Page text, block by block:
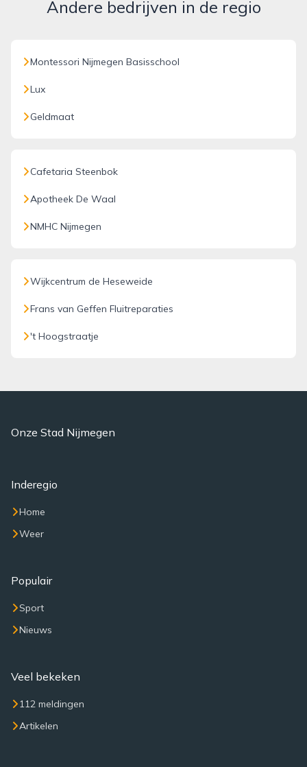
Andere bedrijven in de regio
Montessori Nijmegen Basisschool
Lux
Geldmaat
Cafetaria Steenbok
Apotheek De Waal
NMHC Nijmegen
Wijkcentrum de Heseweide
Frans van Geffen Fluitreparaties
't Hoogstraatje
Onze Stad Nijmegen
Inderegio
Home
Weer
Populair
Sport
Nieuws
Veel bekeken
112 meldingen
Artikelen